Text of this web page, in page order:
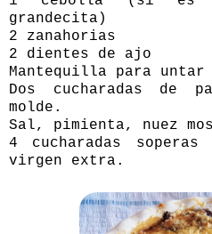
grandecita)
2 zanahorias
2 dientes de ajo
Mantequilla para untar
Dos cucharadas de
molde.
Sal, pimienta, nuez
4 cucharadas
virgen extra.